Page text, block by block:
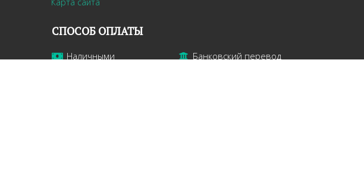
СПОСОБ ОПЛАТЫ
Наличными
Банковский перевод